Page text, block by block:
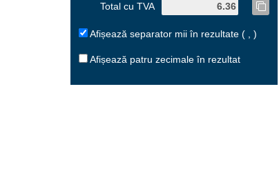
Total cu TVA
Afișează separator mii în rezultate ( , )
Afișează patru zecimale în rezultat